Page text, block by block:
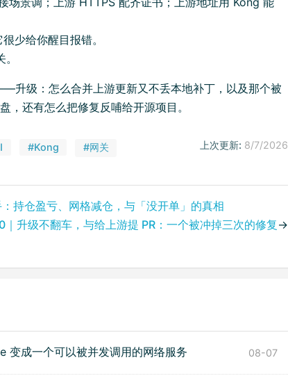
少给你醒目报错。
升级：怎么合并上游更新又不丢本地补丁，以及那个被
，还有怎么把修复反哺给开源项目。
#Kong #网关 上次更新: 8/7/2026
持仓盈亏、网格减仓，与「没开单」的真相
升级不翻车，与给上游提 PR：一个被冲掉三次的修复 →
变成一个可以被并发调用的网络服务 08-07